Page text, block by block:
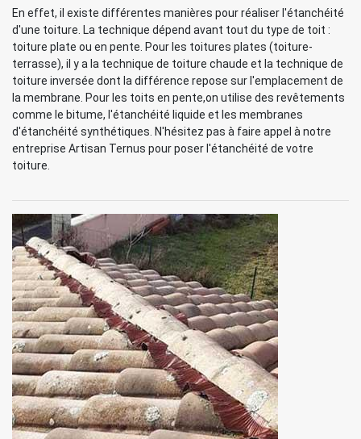
En effet, il existe différentes manières pour réaliser l'étanchéité
d'une toiture. La technique dépend avant tout du type de toit :
toiture plate ou en pente. Pour les toitures plates (toiture-
terrasse), il y a la technique de toiture chaude et la technique de
toiture inversée dont la différence repose sur l'emplacement de
la membrane. Pour les toits en pente,on utilise des revêtements
comme le bitume, l'étanchéité liquide et les membranes
d'étanchéité synthétiques. N'hésitez pas à faire appel à notre
entreprise Artisan Ternus pour poser l'étanchéité de votre
toiture.